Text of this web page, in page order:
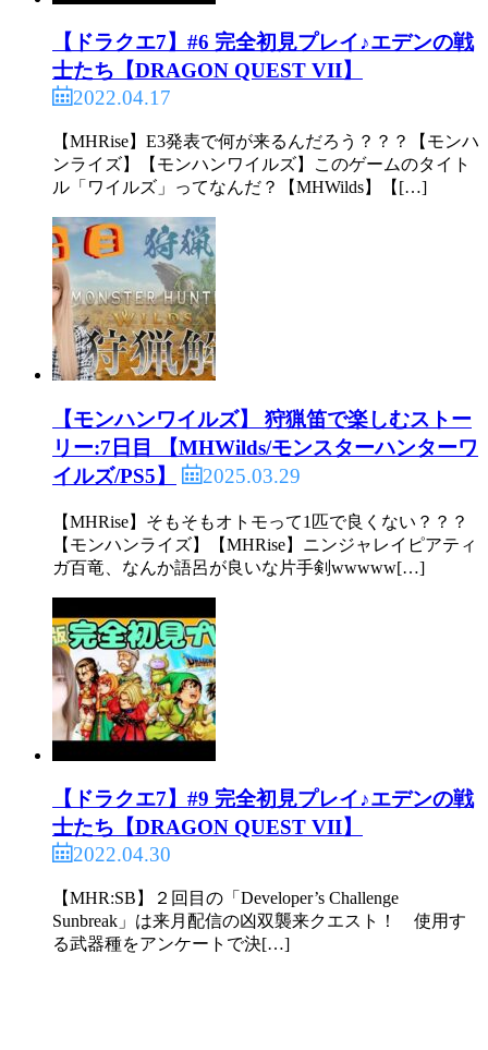
【ドラクエ7】#6 完全初見プレイ♪エデンの戦
士たち【DRAGON QUEST VII】
2022.04.17
【MHRise】E3発表で何が来るんだろう？？？【モンハ
ンライズ】【モンハンワイルズ】このゲームのタイト
ル「ワイルズ」ってなんだ？【MHWilds】【[…]
【モンハンワイルズ】 狩猟笛で楽しむストー
リー:7日目 【MHWilds/モンスターハンターワ
イルズ/PS5】
2025.03.29
【MHRise】そもそもオトモって1匹で良くない？？？
【モンハンライズ】【MHRise】ニンジャレイピアティ
ガ百竜、なんか語呂が良いな片手剣wwwww[…]
【ドラクエ7】#9 完全初見プレイ♪エデンの戦
士たち【DRAGON QUEST VII】
2022.04.30
【MHR:SB】２回目の「Developer’s Challenge
Sunbreak」は来月配信の凶双襲来クエスト！ 使用す
る武器種をアンケートで決[…]